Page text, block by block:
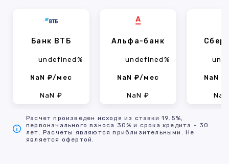
Банк ВТБ
undefined%
NaN ₽/мес
NaN ₽
Альфа-банк
undefined%
NaN ₽/мес
NaN ₽
NaN
Расчет произведен исходя из ставки 19.5%,
первоначального взноса 30% и срока кредита - 30
лет. Расчеты являются приблизительными. Не
является офертой.